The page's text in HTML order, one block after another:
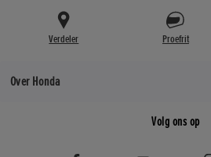
Verdeler Proefrit
Over Honda
Volg ons op